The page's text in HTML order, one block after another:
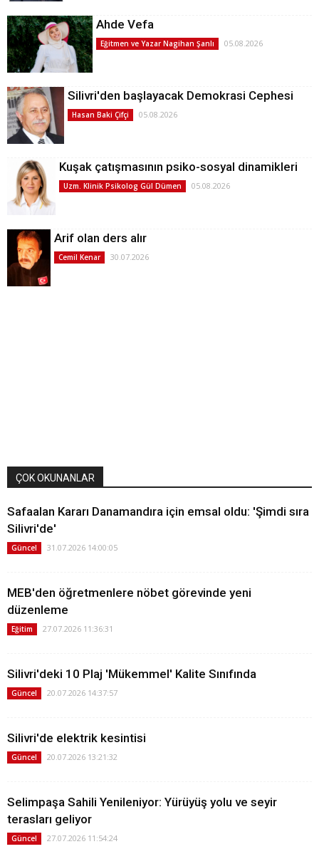
Ahde Vefa
Eğitmen ve Yazar Nagihan Şanlı 05.08.2026
Silivri'den başlayacak Demokrasi Cephesi
Hasan Baki Çifçi 05.08.2026
Kuşak çatışmasının psiko-sosyal dinamikleri
Uzm. Klinik Psikolog Gül Dümen 05.08.2026
Arif olan ders alır
Cemil Kenar 30.07.2026
ÇOK OKUNANLAR
Safaalan Kararı Danamandıra için emsal oldu: 'Şimdi sıra
Silivri'de'
Güncel 31.07.2026 14:00:05
MEB'den öğretmenlere nöbet görevinde yeni
düzenleme
Eğitim 27.07.2026 11:36:31
Silivri'deki 10 Plaj 'Mükemmel' Kalite Sınıfında
Güncel 20.07.2026 14:37:57
Silivri'de elektrik kesintisi
Güncel 20.07.2026 13:21:32
Selimpaşa Sahili Yenileniyor: Yürüyüş yolu ve seyir
terasları geliyor
Güncel 27.07.2026 11:54:24